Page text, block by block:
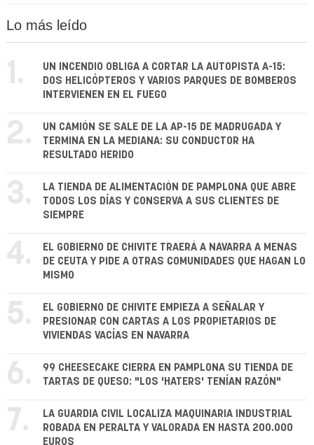
Lo más leído
1.
UN INCENDIO OBLIGA A CORTAR LA AUTOPISTA A-15:
DOS HELICÓPTEROS Y VARIOS PARQUES DE BOMBEROS
INTERVIENEN EN EL FUEGO
2.
UN CAMIÓN SE SALE DE LA AP-15 DE MADRUGADA Y
TERMINA EN LA MEDIANA: SU CONDUCTOR HA
RESULTADO HERIDO
3.
LA TIENDA DE ALIMENTACIÓN DE PAMPLONA QUE ABRE
TODOS LOS DÍAS Y CONSERVA A SUS CLIENTES DE
SIEMPRE
4.
EL GOBIERNO DE CHIVITE TRAERÁ A NAVARRA A MENAS
DE CEUTA Y PIDE A OTRAS COMUNIDADES QUE HAGAN LO
MISMO
5.
EL GOBIERNO DE CHIVITE EMPIEZA A SEÑALAR Y
PRESIONAR CON CARTAS A LOS PROPIETARIOS DE
VIVIENDAS VACÍAS EN NAVARRA
6.
99 CHEESECAKE CIERRA EN PAMPLONA SU TIENDA DE
TARTAS DE QUESO: "LOS 'HATERS' TENÍAN RAZÓN"
7.
LA GUARDIA CIVIL LOCALIZA MAQUINARIA INDUSTRIAL
ROBADA EN PERALTA Y VALORADA EN HASTA 200.000
EUROS